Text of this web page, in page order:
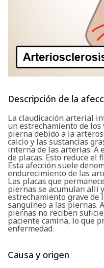
Descripción de la
La claudicación arterial
un estrechamiento de los
pierna debido a la
calcio y las sustancias
interna de las arterias. A
de placas. Esto reduce el
Esta afección suele
endurecimiento de las
Las placas que
piernas se acumulan allí
estrechamiento grave de
sanguíneo a las piernas.
piernas no reciben
paciente camina, lo que
enfermedad.
Causa y origen